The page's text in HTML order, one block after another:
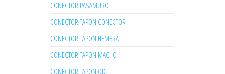
CONECTOR PASAMURO
CONECTOR TAPON CONECTOR
CONECTOR TAPON HEMBRA
CONECTOR TAPON MACHO
CONECTOR TAPON OD